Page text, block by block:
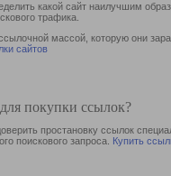
какой сайт наилучшим
трафика.
массой, которую они
сайтов
покупки ссылок?
простановку ссылок
поискового запроса. Купить